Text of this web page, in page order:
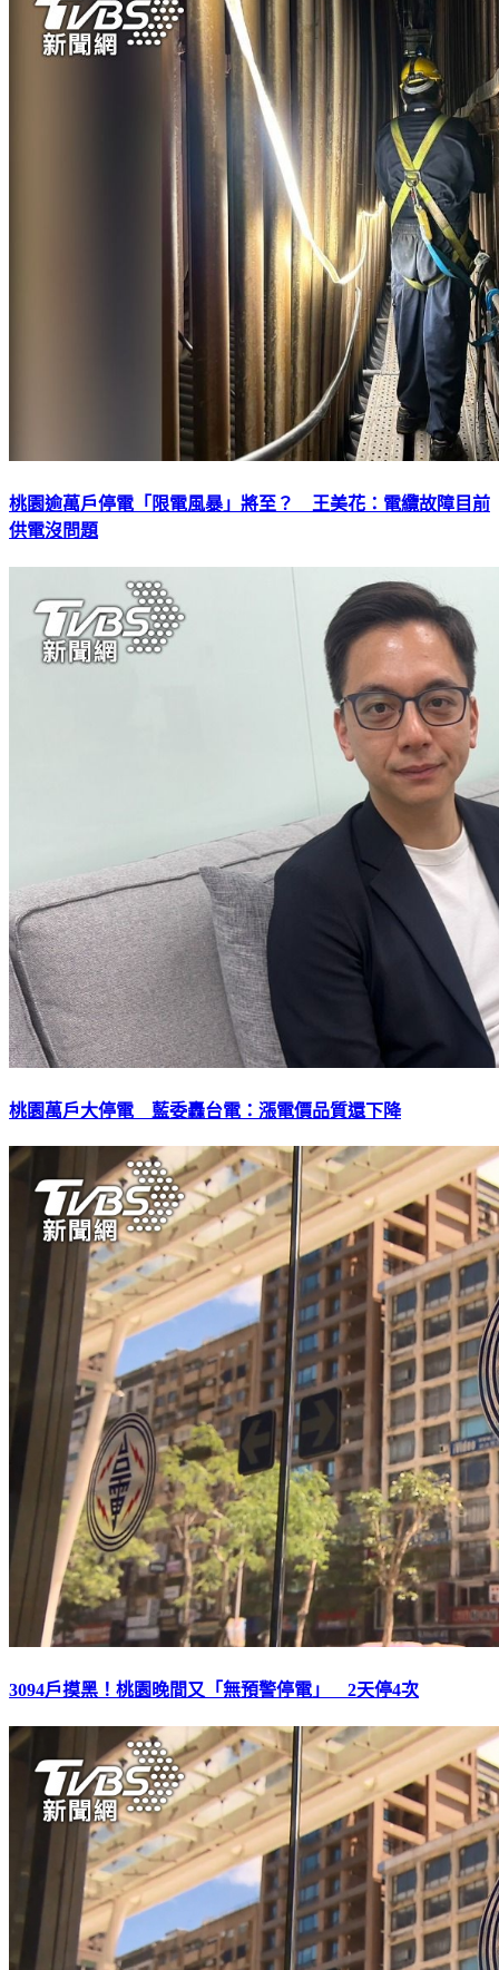
桃園逾萬戶停電「限電風暴」將至？ 王美花：電纜故障目前
供電沒問題
桃園萬戶大停電 藍委轟台電：漲電價品質還下降
3094戶摸黑！桃園晚間又「無預警停電」 2天停4次